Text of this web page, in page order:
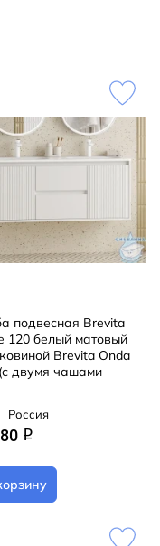
подвесная Brevita
120 белый матовый
Brevita Onda
двумя чашами
Россия
q